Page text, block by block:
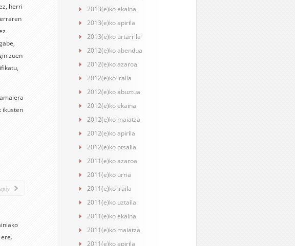
herri
zuen
ikusten
2013(e)ko ekaina
2013(e)ko apirila
2013(e)ko urtarrila
2012(e)ko abendua
2012(e)ko azaroa
2012(e)ko iraila
2012(e)ko abuztua
2012(e)ko ekaina
2012(e)ko maiatza
2012(e)ko apirila
2012(e)ko otsaila
2011(e)ko azaroa
2011(e)ko urria
2011(e)ko iraila
2011(e)ko uztaila
2011(e)ko ekaina
2011(e)ko maiatza
2011(e)ko apirila